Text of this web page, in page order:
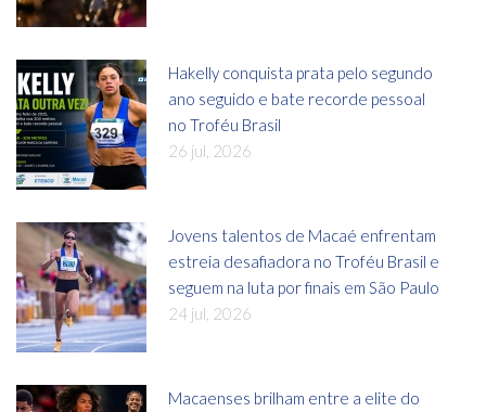
Hakelly conquista prata pelo segundo
ano seguido e bate recorde pessoal
no Troféu Brasil
26 jul, 2026
Jovens talentos de Macaé enfrentam
estreia desafiadora no Troféu Brasil e
seguem na luta por finais em São Paulo
24 jul, 2026
Macaenses brilham entre a elite do